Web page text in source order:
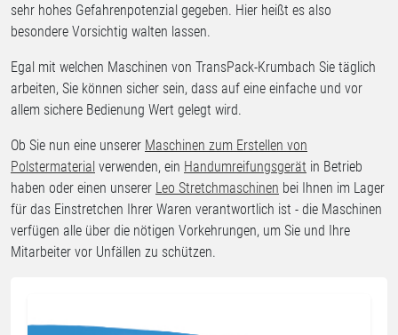
sehr hohes Gefahrenpotenzial gegeben. Hier heißt es also
besondere Vorsichtig walten lassen.
Egal mit welchen Maschinen von TransPack-Krumbach Sie täglich
arbeiten, Sie können sicher sein, dass auf eine einfache und vor
allem sichere Bedienung Wert gelegt wird.
Ob Sie nun eine unserer Maschinen zum Erstellen von
Polstermaterial verwenden, ein Handumreifungsgerät in Betrieb
haben oder einen unserer Leo Stretchmaschinen bei Ihnen im Lager
für das Einstretchen Ihrer Waren verantwortlich ist - die Maschinen
verfügen alle über die nötigen Vorkehrungen, um Sie und Ihre
Mitarbeiter vor Unfällen zu schützen.